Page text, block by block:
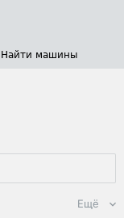
Найти машины
Ещё